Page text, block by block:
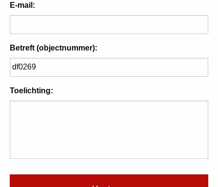
E-mail:
Betreft (objectnummer):
Toelichting: